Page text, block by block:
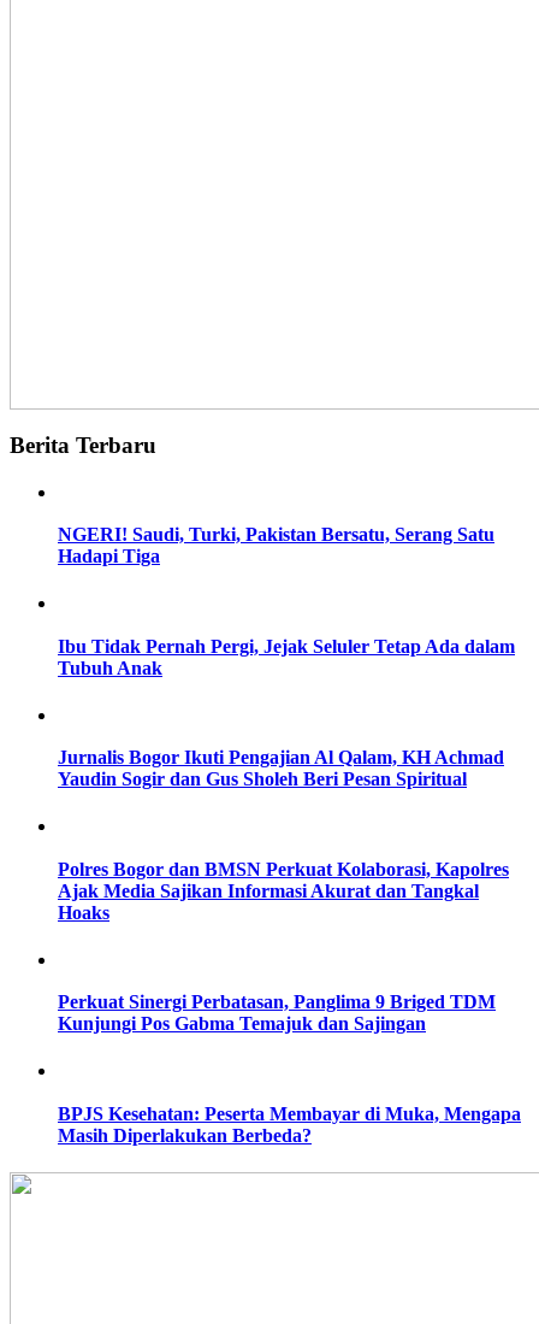
Berita Terbaru
NGERI! Saudi, Turki, Pakistan Bersatu, Serang Satu
Hadapi Tiga
Ibu Tidak Pernah Pergi, Jejak Seluler Tetap Ada dalam
Tubuh Anak
Jurnalis Bogor Ikuti Pengajian Al Qalam, KH Achmad
Yaudin Sogir dan Gus Sholeh Beri Pesan Spiritual
Polres Bogor dan BMSN Perkuat Kolaborasi, Kapolres
Ajak Media Sajikan Informasi Akurat dan Tangkal
Hoaks
Perkuat Sinergi Perbatasan, Panglima 9 Briged TDM
Kunjungi Pos Gabma Temajuk dan Sajingan
BPJS Kesehatan: Peserta Membayar di Muka, Mengapa
Masih Diperlakukan Berbeda?